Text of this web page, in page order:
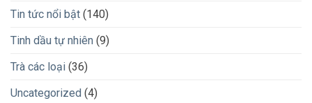
Tin tức nổi bật (140)
Tinh dầu tự nhiên (9)
Trà các loại (36)
Uncategorized (4)